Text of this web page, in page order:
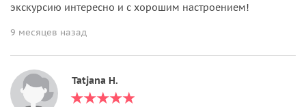
экскурсию интересно и с хорошим настроением!
9 месяцев назад
Tatjana H.